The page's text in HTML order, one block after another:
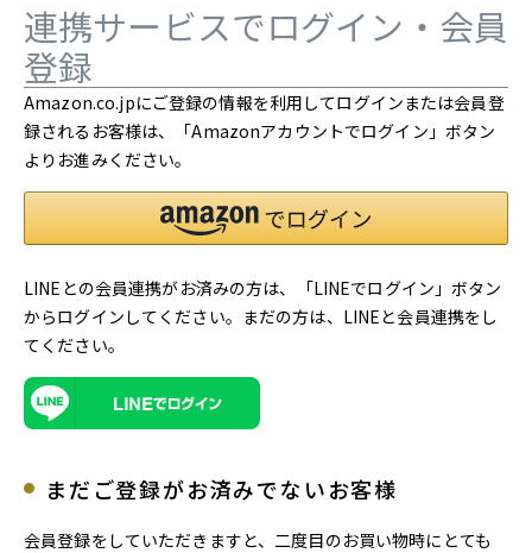
連携サービスでログイン・会員
登録
Amazon.co.jpにご登録の情報を利用してログインまたは会員登
録されるお客様は、「Amazonアカウントでログイン」ボタン
よりお進みください。
LINEとの会員連携がお済みの方は、「LINEでログイン」ボタン
からログインしてください。まだの方は、 LINEと会員連携をし
てください。
まだご登録がお済みでないお客様
会員登録をしていただきますと、二度目のお買い物時にとても